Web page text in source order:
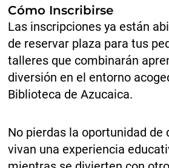
Cómo Inscribirse
Las inscripciones ya están
de reservar plaza para tus
talleres que combinarán
diversión en el entorno
Biblioteca de Azucaica.
No pierdas la oportunidad de
vivan una experiencia